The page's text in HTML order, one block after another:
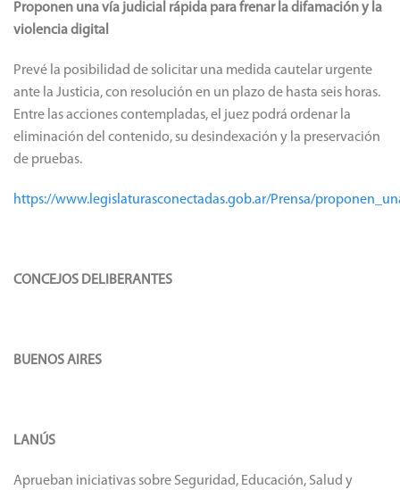
Proponen una vía judicial rápida para frenar la difamación y la
violencia digital
Prevé la posibilidad de solicitar una medida cautelar urgente
ante la Justicia, con resolución en un plazo de hasta seis horas.
Entre las acciones contempladas, el juez podrá ordenar la
eliminación del contenido, su desindexación y la preservación
de pruebas.
https://www.legislaturasconectadas.gob.ar/Prensa/
CONCEJOS DELIBERANTES
BUENOS AIRES
LANÚS
Aprueban iniciativas sobre Seguridad, Educación, Salud y